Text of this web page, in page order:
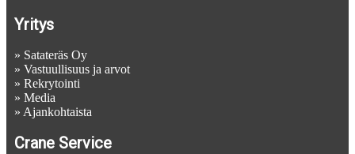
Yritys
» Satateräs Oy
» Vastuullisuus ja arvot
» Rekrytointi
» Media
» Ajankohtaista
Crane Service